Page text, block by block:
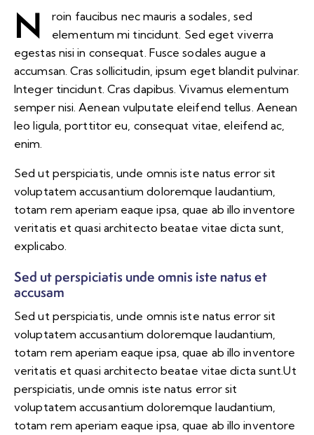
N
roin faucibus nec mauris a sodales, sed
elementum mi tincidunt. Sed eget viverra
egestas nisi in consequat. Fusce sodales augue a
accumsan. Cras sollicitudin, ipsum eget blandit pulvinar.
Integer tincidunt. Cras dapibus. Vivamus elementum
semper nisi. Aenean vulputate eleifend tellus. Aenean
leo ligula, porttitor eu, consequat vitae, eleifend ac,
enim.
Sed ut perspiciatis, unde omnis iste natus error sit
voluptatem accusantium doloremque laudantium,
totam rem aperiam eaque ipsa, quae ab illo inventore
veritatis et quasi architecto beatae vitae dicta sunt,
explicabo.
Sed ut perspiciatis unde omnis iste natus et
accusam
Sed ut perspiciatis, unde omnis iste natus error sit
voluptatem accusantium doloremque laudantium,
totam rem aperiam eaque ipsa, quae ab illo inventore
veritatis et quasi architecto beatae vitae dicta sunt.Ut
perspiciatis, unde omnis iste natus error sit
voluptatem accusantium doloremque laudantium,
totam rem aperiam eaque ipsa, quae ab illo inventore